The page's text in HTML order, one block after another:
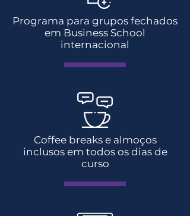
Programa para grupos fechados
em Business School
internacional
Coffee breaks e almoços
inclusos em todos os dias de
curso